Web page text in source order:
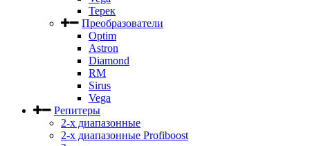
Терек
Преобразователи
Optim
Astron
Diamond
RM
Sirus
Vega
Репитеры
2-х диапазонные
2-х диапазонные Profiboost